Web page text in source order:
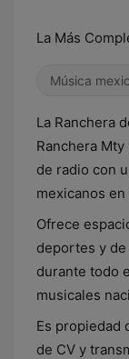
La Más
Música
La Ranchera
Ranchera Mty
de radio con
mexicanos
Ofrece
deportes y
durante todo
musicales
Es propiedad
de CV y